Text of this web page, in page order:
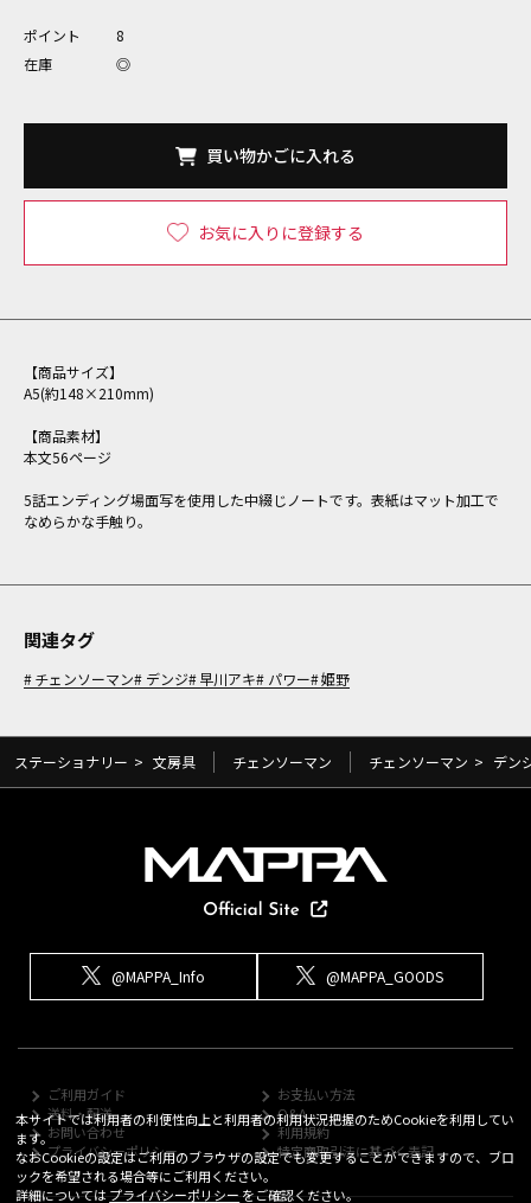
ポイント
8
在庫
◎
買い物かごに入れる
お気に入りに登録する
【商品サイズ】
A5(約148×210mm)
【商品素材】
本文56ページ
5話エンディング場面写を使用した中綴じノートです。表紙はマット加工で
なめらかな手触り。
関連タグ
チェンソーマン デンジ 早川アキ パワー 姫野
ステーショナリー > 文房具 チェンソーマン チェンソーマン > デン
@MAPPA_Info @MAPPA_GOODS
ご利用ガイド
お支払い方法
送料・配送
Q&A
お問い合わせ
利用規約
プライバシーポリシー
特定商取引法に基づく表記
本サイトでは利用者の利便性向上と利用者の利用状況把握のためCookieを利用してい
ます。
なおCookieの設定はご利用のブラウザの設定でも変更することができますので、ブロ
ックを希望される場合等にご利用ください。
詳細についてはプライバシーポリシーをご確認ください。